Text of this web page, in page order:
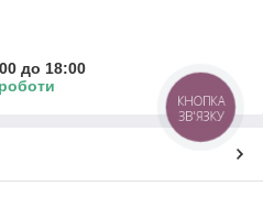
до 18:00
КНОПКА
ЗВ'ЯЗКУ